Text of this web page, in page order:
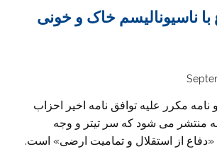
ناسیونالیسم خاک و خونی
نامه مکرر علیه توافق نامه اخیر احزاب
منتشر می شود که سر تیتر و وجه
از استقلال و تمامیت ارضی» است.